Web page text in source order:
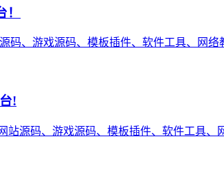
码、游戏源码、模板插件、软件工具、网
!
源码、游戏源码、模板插件、软件工具